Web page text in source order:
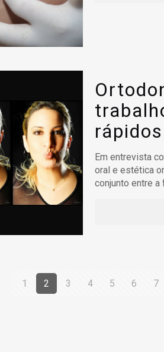
rápidos
Em entrevista
oral e estética
conjunto entre
1 2 3 4 5 6 7